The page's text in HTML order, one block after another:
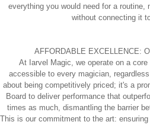
everything you would need for a
without connecting it
AFFORDABLE EXCELLENCE:
At Iarvel Magic, we operate on a
accessible to every magician,
about being competitively priced; it's a
Board to deliver performance that
times as much, dismantling the barrier
This is our commitment to the art: